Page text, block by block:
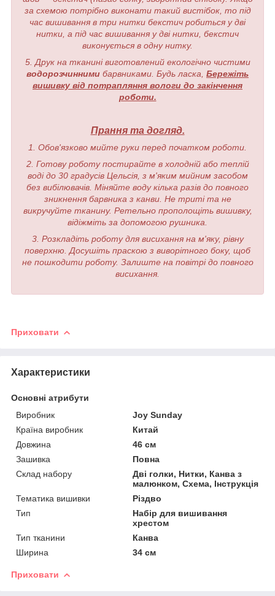
за схемою потрібно виконати такий вистібок, то під
час вишивання в три нитки бекстич робиться у дві
нитки, а під час вишивання у дві нитки, бекстич
виконується в одну нитку.
5. Друк на тканині виготовлений екологічно чистими
водорозчинними барвниками. Будь ласка, Бережіть
вишивку від потрапляння вологи до закінчення
роботи.
Прання та догляд.
1. Обов'язково мийте руки перед початком роботи.
2. Готову роботу постирайте в холодній або теплій
воді до 30 градусів Цельсія, з м'яким мийним засобом
без вибілювачів. Міняйте воду кілька разів до повного
зникнення барвника з канви. Не триті та не
викручуйте тканину. Ретельно прополощіть вишивку,
відіжміть за допомогою рушника.
3. Розкладіть роботу для висихання на м'яку, рівну
поверхню. Досушіть праскою з виворітного боку, щоб
не пошкодити роботу. Залиште на повітрі до повного
висихання.
Приховати
Характеристики
Основні атрибути
Виробник
Joy Sunday
Країна виробник
Китай
Довжина
46 см
Зашивка
Повна
Склад набору
Дві голки, Нитки, Канва з
малюнком, Схема, Інструкція
Тематика вишивки
Різдво
Тип
Набір для вишивання
хрестом
Тип тканини
Канва
Ширина
34 см
Приховати